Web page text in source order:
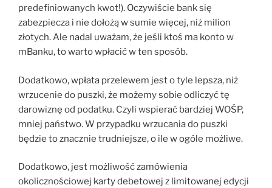
predefiniowanych kwot!). Oczywiście bank się
zabezpiecza i nie dołożą w sumie więcej, niż milion
złotych. Ale nadal uważam, że jeśli ktoś ma konto w
mBanku, to warto wpłacić w ten sposób.
Dodatkowo, wpłata przelewem jest o tyle lepsza, niż
wrzucenie do puszki, że możemy sobie odliczyć tę
darowiznę od podatku. Czyli wspierać bardziej WOŚP,
mniej państwo. W przypadku wrzucania do puszki
będzie to znacznie trudniejsze, o ile w ogóle możliwe.
Dodatkowo, jest możliwość zamówienia
okolicznościowej karty debetowej z limitowanej edycji